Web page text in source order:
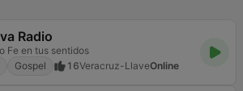
Radio
Fe en tus sentidos
Gospel 16Veracruz-LlaveOnline